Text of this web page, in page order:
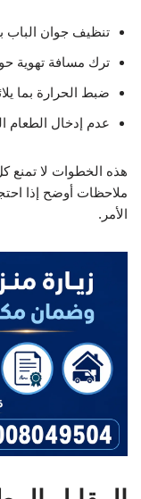
تنظيف جوان الباب
ترك مسافة تهوية
ضبط الحرارة بما
عدم إدخال الطعام
هذه الخطوات لا تمنع
ملاحظات أوضح إذا
الأمر.